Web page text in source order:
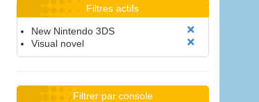
Filtres actifs
New Nintendo 3DS
Visual novel
Filtrer par console